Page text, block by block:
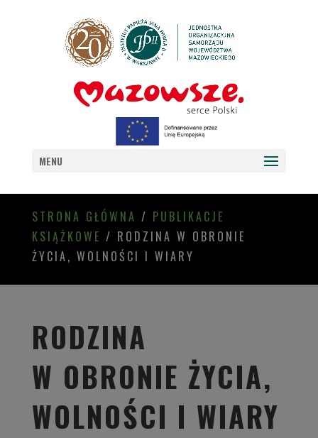
MENU
STRONA GŁÓWNA / PUBLIKACJE
KSIĄŻKOWE / RODZINA W OBRONIE
ŻYCIA, WOLNOŚCI I WIARY
RODZINA
W OBRONIE ŻYCIA,
WOLNOŚCI I WIARY